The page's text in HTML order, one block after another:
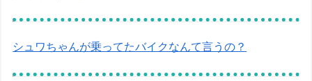
シュワちゃんが乗ってたバイクなんて言うの？